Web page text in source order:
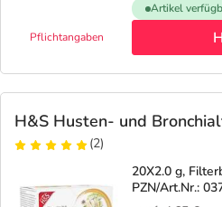
Pflichtangaben
Artikel
H&S Husten- und
(2)
20X2.0 g,
PZN/Art.Nr.: